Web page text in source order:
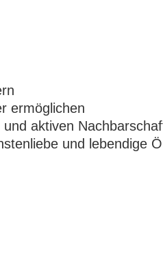
ermöglichen
aktiven
und lebendige